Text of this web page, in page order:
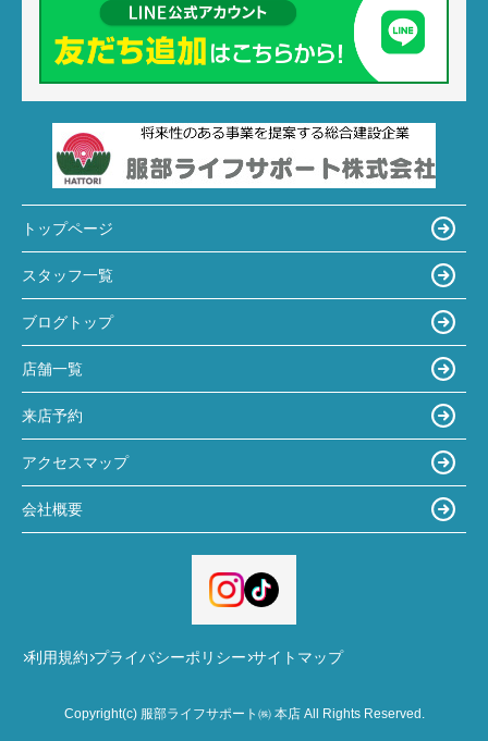
トップページ
スタッフ一覧
ブログトップ
店舗一覧
来店予約
アクセスマップ
会社概要
利用規約 プライバシーポリシー サイトマップ
Copyright(c) 服部ライフサポート㈱ 本店 All Rights Reserved.